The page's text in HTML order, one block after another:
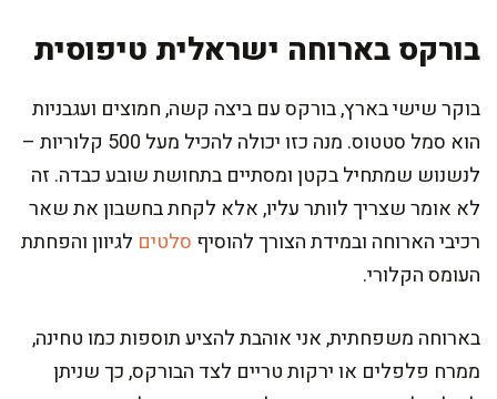
בורקס בארוחה ישראלית טיפוסית
בוקר שישי בארץ, בורקס עם ביצה קשה, חמוצים ועגבניות
הוא סמל סטטוס. מנה כזו יכולה להכיל מעל 500 קלוריות –
לנשנוש שמתחיל בקטן ומסתיים בתחושת שובע כבדה. זה
לא אומר שצריך לוותר עליו, אלא לקחת בחשבון את שאר
רכיבי הארוחה ובמידת הצורך להוסיף סלטים לגיוון והפחתת
העומס הקלורי.
בארוחה משפחתית, אני אוהבת להציע תוספות כמו טחינה,
ממרח פלפלים או ירקות טריים לצד הבורקס, כך שניתן